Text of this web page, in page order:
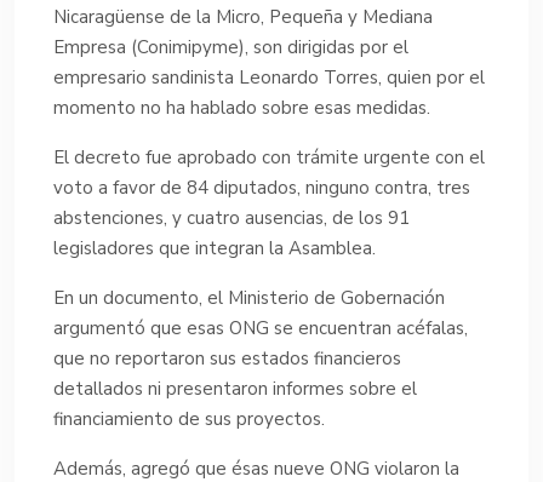
Nicaragüense de la Micro, Pequeña y Mediana
Empresa (Conimipyme), son dirigidas por el
empresario sandinista Leonardo Torres, quien por el
momento no ha hablado sobre esas medidas.
El decreto fue aprobado con trámite urgente con el
voto a favor de 84 diputados, ninguno contra, tres
abstenciones, y cuatro ausencias, de los 91
legisladores que integran la Asamblea.
En un documento, el Ministerio de Gobernación
argumentó que esas ONG se encuentran acéfalas,
que no reportaron sus estados financieros
detallados ni presentaron informes sobre el
financiamiento de sus proyectos.
Además, agregó que ésas nueve ONG violaron la